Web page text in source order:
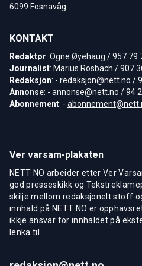
6099 Fosnavåg
KONTAKT
Redaktør: Ogne Øyehaug / 957 79
Journalist: Marius Rosbach / 907
Redaksjon: - redaksjon@nett.no /
Annonse: - annonse@nett.no / 94
Abonnement: -
Ver varsam-plakaten
NETT NO arbeider etter Ver
god presseskikk og
skilje mellom redaksjonelt stoff
innhald på NETT NO er
ikkje ansvar for innhaldet på
lenka til.